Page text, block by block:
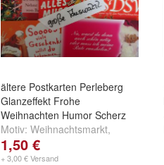
ältere Postkarten Perleberg
Glanzeffekt Frohe
Weihnachten Humor Scherz
Motiv: Weihnachtsmarkt,
waschen kämmen
Starundweitere ...
1,50 €
+ 3,00 € Versand